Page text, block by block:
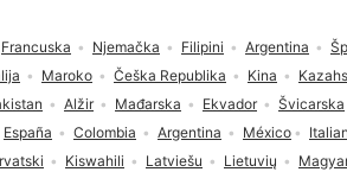
España Colombia Argentina México
Kiswahili Latviešu Lietuvių
Francuska Njemačka Filipini Argentina
Maroko Češka Republika Kina
Alžir Mađarska Ekvador Švicarska